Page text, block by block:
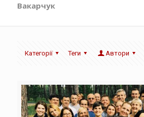
Вакарчук
Категорії Теги Автори